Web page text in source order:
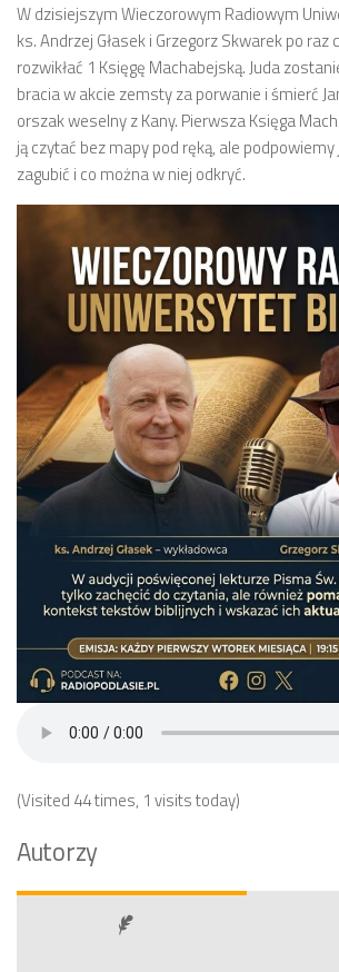
W dzisiejszym Wieczorowym Radiowym
ks. Andrzej Głasek i Grzegorz Skwarek po
rozwikłać 1 Księgę Machabejską. Juda
bracia w akcie zemsty za porwanie i śmierć
orszak weselny z Kany. Pierwsza Księga
ją czytać bez mapy pod ręką, ale
zagubić i co można w niej odkryć.
(Visited 44 times, 1 visits today)
Autorzy